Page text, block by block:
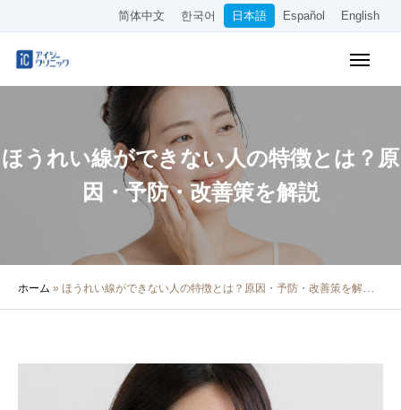
简体中文 한국어 日本語 Español English
ほうれい線ができない人の特徴とは？原
因・予防・改善策を解説
ホーム » ほうれい線ができない人の特徴とは？原因・予防・改善策を解説
アクセス
クリニック紹介
院長・医師の紹介